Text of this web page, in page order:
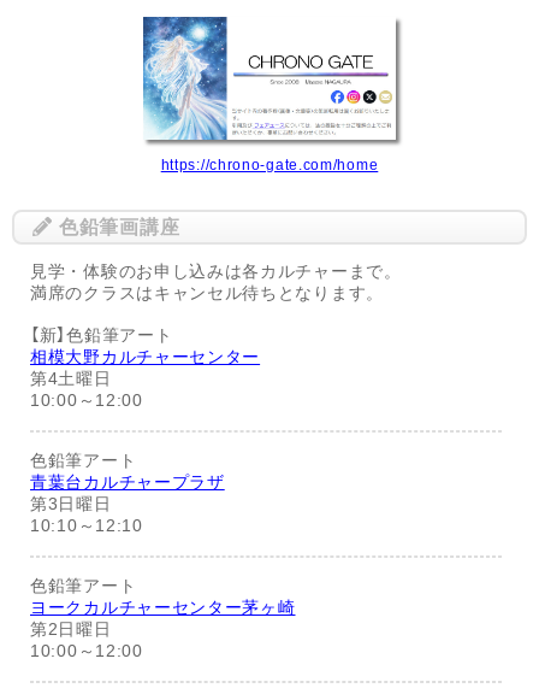
https://chrono-gate.com/home
色鉛筆画講座
見学・体験のお申し込みは各カルチャーまで。
満席のクラスはキャンセル待ちとなります。
【新】色鉛筆アート
相模大野カルチャーセンター
第4土曜日
10:00～12:00
色鉛筆アート
青葉台カルチャープラザ
第3日曜日
10:10～12:10
色鉛筆アート
ヨークカルチャーセンター茅ヶ崎
第2日曜日
10:00～12:00